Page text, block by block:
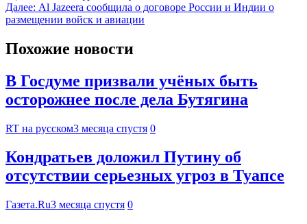
Далее: Al Jazeera сообщила о договоре России и Индии о
размещении войск и авиации
Похожие новости
В Госдуме призвали учёных быть
осторожнее после дела Бутягина
RT на русском3 месяца спустя 0
Кондратьев доложил Путину об
отсутствии серьезных угроз в Туапсе
Газета.Ru3 месяца спустя 0